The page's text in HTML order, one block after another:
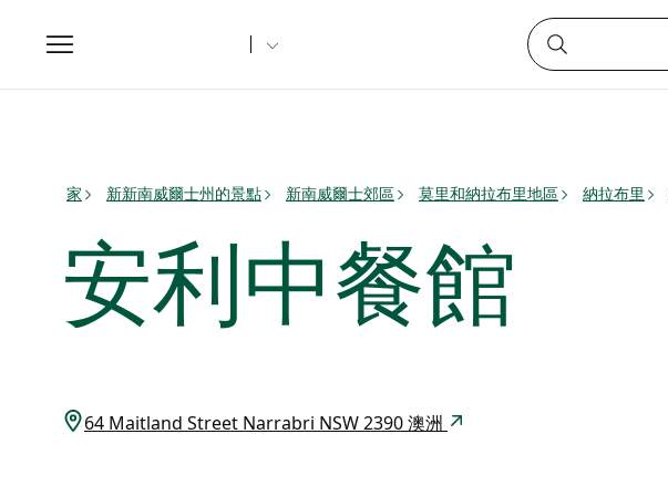
Toggle
navigation
家 新新南威爾士州的景點 新南威爾士郊區 莫里和納拉布里地區 納拉布里
安利中餐館
64 Maitland Street Narrabri NSW 2390 澳洲